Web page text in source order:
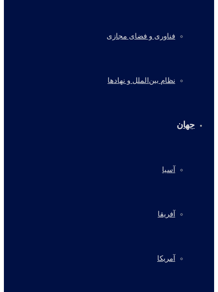
فناوری و فضای مجازی
نظام بین‌الملل و نهادها
جهان
آسیا
آفریقا
آمریکا